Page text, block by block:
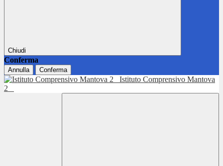
Chiudi
Conferma
Annulla Conferma
Istituto Comprensivo Mantova
2